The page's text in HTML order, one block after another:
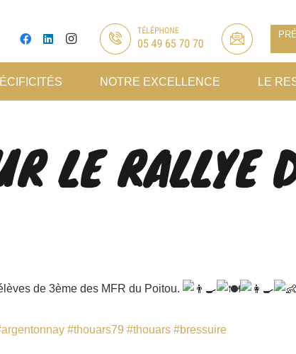
NOTRE EXCELLENCE LE
LE RALLYE
de 3ème des MFR du Poitou.
#thouars79 #thouars #bressuire